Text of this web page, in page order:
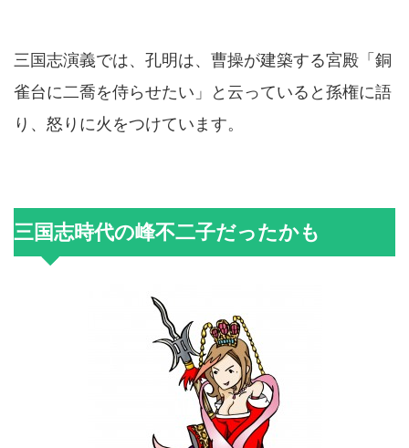
三国志演義では、孔明は、曹操が建築する宮殿「銅
雀台に二喬を侍らせたい」と云っていると孫権に語
り、怒りに火をつけています。
三国志時代の峰不二子だったかも